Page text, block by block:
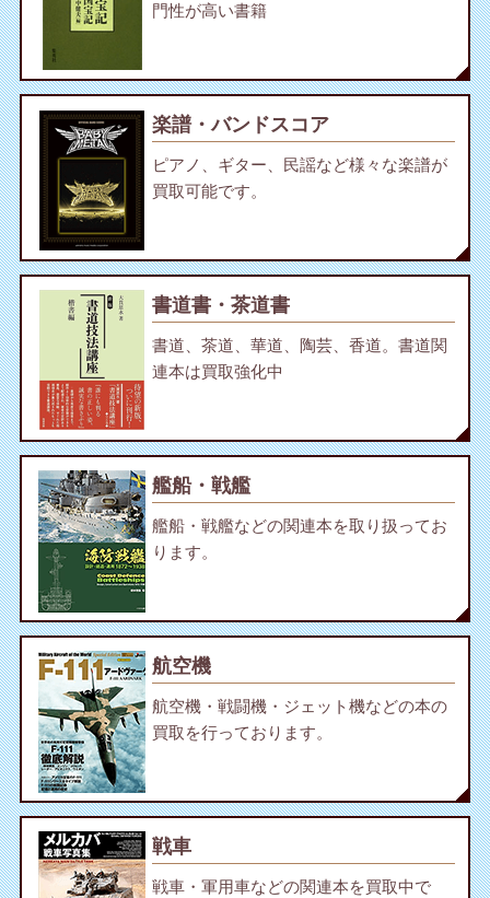
門性が高い書籍
楽譜・バンドスコア
ピアノ、ギター、民謡など様々な楽譜が
買取可能です。
書道書・茶道書
書道、茶道、華道、陶芸、香道。書道関
連本は買取強化中
艦船・戦艦
艦船・戦艦などの関連本を取り扱ってお
ります。
航空機
航空機・戦闘機・ジェット機などの本の
買取を行っております。
戦車
戦車・軍用車などの関連本を買取中で